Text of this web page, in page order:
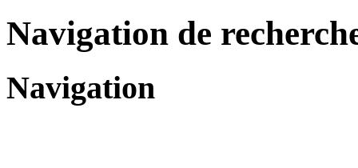
Navigation de
Navigation